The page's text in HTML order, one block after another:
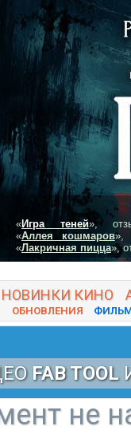
«Игра теней»,
«Аллея кошмаров»,
«Лакричная пицца»,
НОВИНКИ КИНО
ОБНОВЛЕНИЯ
FAB TOOL
не